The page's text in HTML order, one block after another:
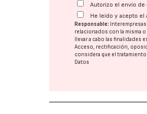
Autorizo el envío
He leído y acepto el
Responsable:
relacionados con la misma
llevar a cabo las finalidades
Acceso, rectificación,
considera que el
Datos